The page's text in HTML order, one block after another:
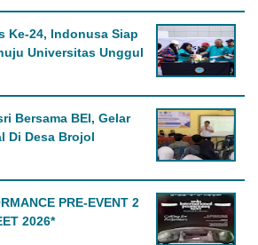
Ke-24, Indonusa Siap
Universitas Unggul
Bersama BEI, Gelar
Di Desa Brojol
PRE-EVENT 2
2026*